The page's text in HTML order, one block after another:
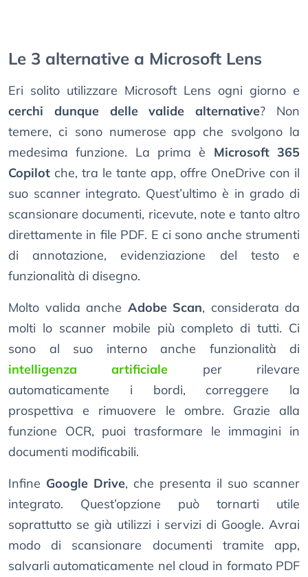
Le 3 alternative a Microsoft Lens
Eri solito utilizzare Microsoft Lens ogni giorno e
cerchi dunque delle valide alternative? Non
temere, ci sono numerose app che svolgono la
medesima funzione. La prima è Microsoft 365
Copilot che, tra le tante app, offre OneDrive con il
suo scanner integrato. Quest’ultimo è in grado di
scansionare documenti, ricevute, note e tanto altro
direttamente in file PDF. E ci sono anche strumenti
di annotazione, evidenziazione del testo e
funzionalità di disegno.
Molto valida anche Adobe Scan, considerata da
molti lo scanner mobile più completo di tutti. Ci
sono al suo interno anche funzionalità di
intelligenza artificiale per rilevare
automaticamente i bordi, correggere la
prospettiva e rimuovere le ombre. Grazie alla
funzione OCR, puoi trasformare le immagini in
documenti modificabili.
Infine Google Drive, che presenta il suo scanner
integrato. Quest’opzione può tornarti utile
soprattutto se già utilizzi i servizi di Google. Avrai
modo di scansionare documenti tramite app,
salvarli automaticamente nel cloud in formato PDF